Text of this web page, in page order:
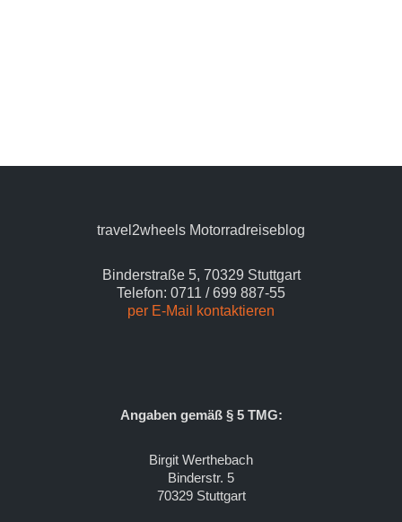
travel2wheels Motorradreiseblog
Binderstraße 5, 70329 Stuttgart
Telefon: 0711 / 699 887-55
per E-Mail kontaktieren
Angaben gemäß § 5 TMG:
Birgit Werthebach
Binderstr. 5
70329 Stuttgart